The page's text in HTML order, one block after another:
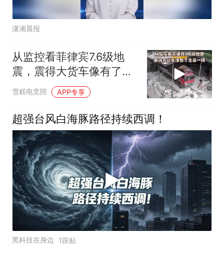
潇湘晨报
从监控看菲律宾7.6级地
震，震得大货车像有了生
命一样
雪糕电竞陪 APP专享
超强台风白海豚路径持续西调！
黑科技在身边 1跟贴